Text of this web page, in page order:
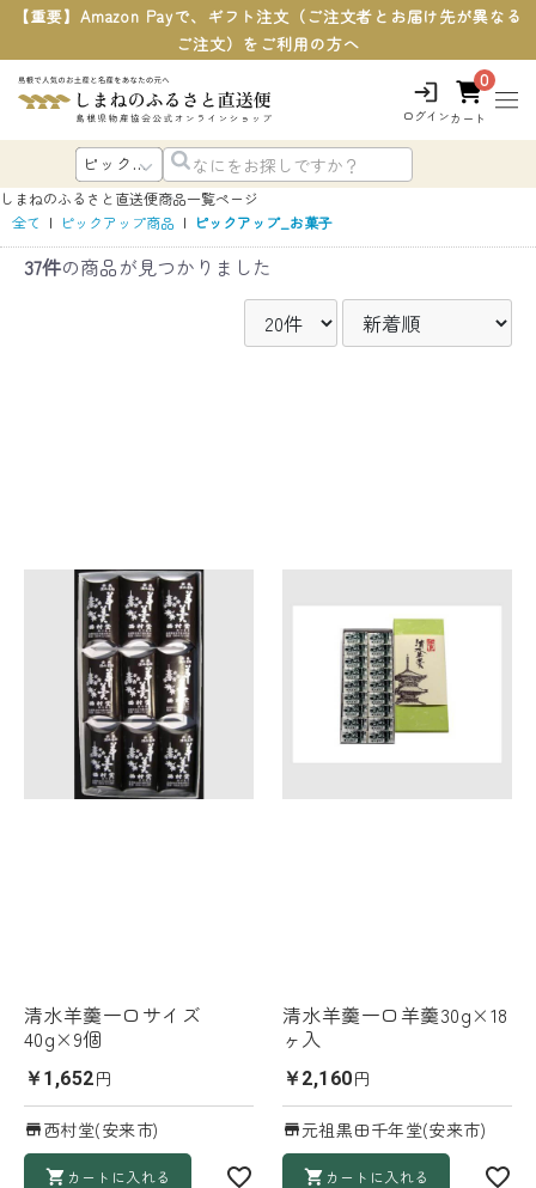
【重要】Amazon Payで、ギフト注文（ご注文者とお届け先が異なる
ご注文）をご利用の方へ
ログイン
0
カート
しまねのふるさと直送便商品一覧ページ
全て | ピックアップ商品 | ピックアップ_お菓子
37件の商品が見つかりました
清水羊羹一口サイズ
40g×9個
￥1,652円
西村堂(安来市)
カートに入れる
清水羊羹一口羊羹30g×18
ヶ入
￥2,160円
元祖黒田千年堂(安来市)
カートに入れる